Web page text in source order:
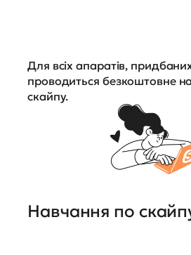
Для всіх апаратів,
проводиться безкоштовне
скайпу.
Навчання по